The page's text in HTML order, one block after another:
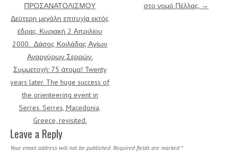
ΠΡΟΣΑΝΑΤΟΛΙΣΜΟΥ
Δεύτερη μεγάλη επιτυχία εκτός
έδρας. Κυριακή 2 Απριλίου
2000. Δάσος Κοιλάδας Αγίων
Αναργύρων Σερρών.
Συμμετοχή: 75 άτομα! Twenty
years later. The huge success of
the orienteering event in
Serres. Serres, Macedonia,
Greece, revisited.
στο νομό Πέλλας. →
Leave a Reply
Your email address will not be published. Required fields are marked *